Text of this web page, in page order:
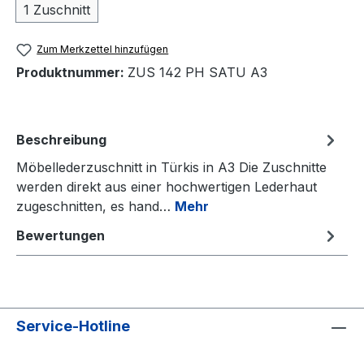
1 Zuschnitt
Zum Merkzettel hinzufügen
Produktnummer: ZUS 142 PH SATU A3
Beschreibung
Möbellederzuschnitt in Türkis in A3 Die Zuschnitte
werden direkt aus einer hochwertigen Lederhaut
zugeschnitten, es hand… Mehr
Bewertungen
Service-Hotline